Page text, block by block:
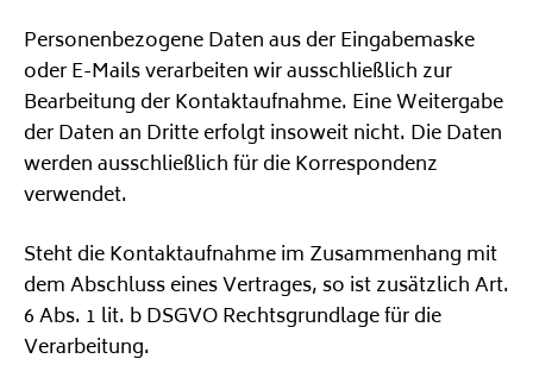
Personenbezogene Daten aus der Eingabemaske
oder E-Mails verarbeiten wir ausschließlich zur
Bearbeitung der Kontaktaufnahme. Eine Weitergabe
der Daten an Dritte erfolgt insoweit nicht. Die Daten
werden ausschließlich für die Korrespondenz
verwendet.
Steht die Kontaktaufnahme im Zusammenhang mit
dem Abschluss eines Vertrages, so ist zusätzlich Art.
6 Abs. 1 lit. b DSGVO Rechtsgrundlage für die
Verarbeitung.